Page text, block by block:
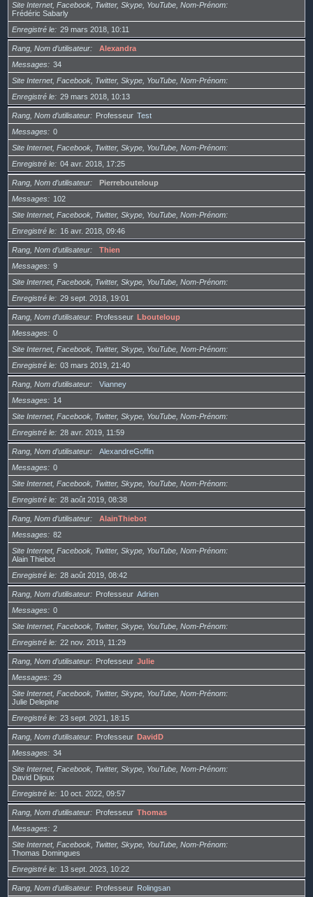
Site Internet, Facebook, Twitter, Skype, YouTube, Nom-Prénom
Frédéric Sabarly
Enregistré le
29 mars 2018, 10:11
Rang, Nom d’utilisateur
Alexandra
Messages
34
Site Internet, Facebook, Twitter, Skype, YouTube, Nom-Prénom
Enregistré le
29 mars 2018, 10:13
Rang, Nom d’utilisateur Professeur Test
Messages
0
Site Internet, Facebook, Twitter, Skype, YouTube, Nom-Prénom
Enregistré le
04 avr. 2018, 17:25
Rang, Nom d’utilisateur
Pierrebouteloup
Messages
102
Site Internet, Facebook, Twitter, Skype, YouTube, Nom-Prénom
Enregistré le
16 avr. 2018, 09:46
Rang, Nom d’utilisateur
Thien
Messages
9
Site Internet, Facebook, Twitter, Skype, YouTube, Nom-Prénom
Enregistré le
29 sept. 2018, 19:01
Rang, Nom d’utilisateur Professeur Lbouteloup
Messages
0
Site Internet, Facebook, Twitter, Skype, YouTube, Nom-Prénom
Enregistré le
03 mars 2019, 21:40
Rang, Nom d’utilisateur
Vianney
Messages
14
Site Internet, Facebook, Twitter, Skype, YouTube, Nom-Prénom
Enregistré le
28 avr. 2019, 11:59
Rang, Nom d’utilisateur
AlexandreGoffin
Messages
0
Site Internet, Facebook, Twitter, Skype, YouTube, Nom-Prénom
Enregistré le
28 août 2019, 08:38
Rang, Nom d’utilisateur
AlainThiebot
Messages
82
Site Internet, Facebook, Twitter, Skype, YouTube, Nom-Prénom
Alain Thiebot
Enregistré le
28 août 2019, 08:42
Rang, Nom d’utilisateur Professeur Adrien
Messages
0
Site Internet, Facebook, Twitter, Skype, YouTube, Nom-Prénom
Enregistré le
22 nov. 2019, 11:29
Rang, Nom d’utilisateur Professeur Julie
Messages
29
Site Internet, Facebook, Twitter, Skype, YouTube, Nom-Prénom
Julie Delepine
Enregistré le
23 sept. 2021, 18:15
Rang, Nom d’utilisateur Professeur DavidD
Messages
34
Site Internet, Facebook, Twitter, Skype, YouTube, Nom-Prénom
David Dijoux
Enregistré le
10 oct. 2022, 09:57
Rang, Nom d’utilisateur Professeur Thomas
Messages
2
Site Internet, Facebook, Twitter, Skype, YouTube, Nom-Prénom
Thomas Domingues
Enregistré le
13 sept. 2023, 10:22
Rang, Nom d’utilisateur Professeur Rolingsan